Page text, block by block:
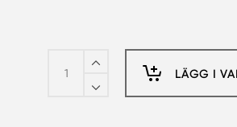
Terrylbly
LÄGG I